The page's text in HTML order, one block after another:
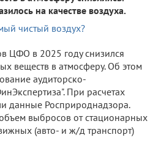
на качестве воздуха.
ЦФО в 2025 году снизился
веществ в атмосферу. Об этом
аудиторско-
При расчетах
данные Росприроднадзора.
выбросов от стационарных
(авто- и ж/д транспорт)